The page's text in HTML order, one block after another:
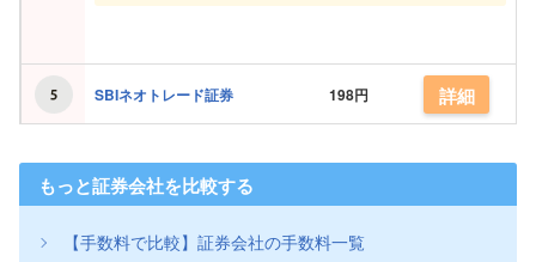
SBIネオトレード証券 198円 詳細
もっと証券会社を比較する
【手数料で比較】証券会社の手数料一覧